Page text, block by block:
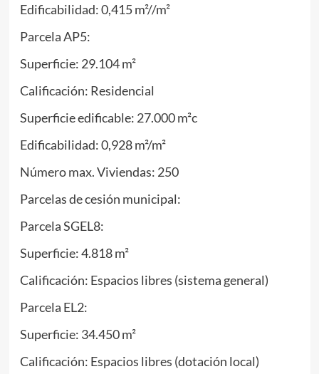
Edificabilidad: 0,415 m²//m²
Parcela AP5:
Superficie: 29.104 m²
Calificación: Residencial
Superficie edificable: 27.000 m²c
Edificabilidad: 0,928 m²/m²
Número max. Viviendas: 250
Parcelas de cesión municipal:
Parcela SGEL8:
Superficie: 4.818 m²
Calificación: Espacios libres (sistema general)
Parcela EL2:
Superficie: 34.450 m²
Calificación: Espacios libres (dotación local)